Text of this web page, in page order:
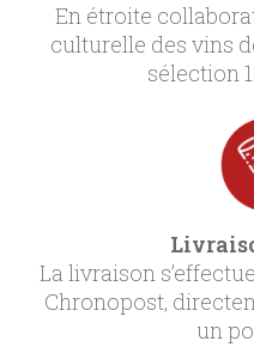
En étroite
culturelle des vins
sélection
La livraison
Chronopost,
un